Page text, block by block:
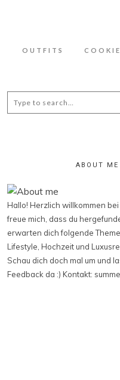
OUTFITS
Search
for:
ABOUT ME
Hallo! Herzlich willkommen bei
freue mich, dass du
erwarten dich folgende
Lifestyle, Hochzeit und
Schau dich doch mal um und
Feedback da :) Kontakt: